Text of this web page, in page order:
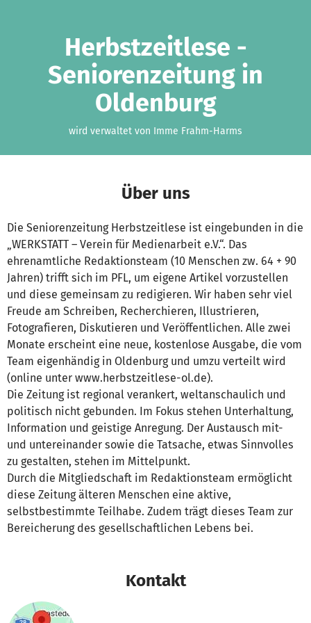
Herbstzeitlese -
Seniorenzeitung in
Oldenburg
wird verwaltet von Imme Frahm-Harms
Über uns
Die Seniorenzeitung Herbstzeitlese ist eingebunden in die
„WERKSTATT – Verein für Medienarbeit e.V.“. Das
ehrenamtliche Redaktionsteam (10 Menschen zw. 64 + 90
Jahren) trifft sich im PFL, um eigene Artikel vorzustellen
und diese gemeinsam zu redigieren. Wir haben sehr viel
Freude am Schreiben, Recherchieren, Illustrieren,
Fotografieren, Diskutieren und Veröffentlichen. Alle zwei
Monate erscheint eine neue, kostenlose Ausgabe, die vom
Team eigenhändig in Oldenburg und umzu verteilt wird
(online unter www.herbstzeitlese-ol.de).
Die Zeitung ist regional verankert, weltanschaulich und
politisch nicht gebunden. Im Fokus stehen Unterhaltung,
Information und geistige Anregung. Der Austausch mit-
und untereinander sowie die Tatsache, etwas Sinnvolles
zu gestalten, stehen im Mittelpunkt.
Durch die Mitgliedschaft im Redaktionsteam ermöglicht
diese Zeitung älteren Menschen eine aktive,
selbstbestimmte Teilhabe. Zudem trägt dieses Team zur
Bereicherung des gesellschaftlichen Lebens bei.
Kontakt